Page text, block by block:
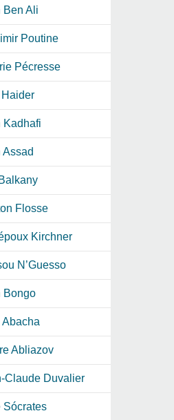
Ben Ali
Poutine
Pécresse
Kadhafi
Assad
Flosse
Kirchner
N’Guesso
Bongo
Abacha
Abliazov
Claude Duvalier
Sócrates